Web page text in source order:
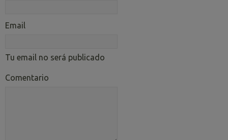
Email
Tu email no será publicado
Comentario